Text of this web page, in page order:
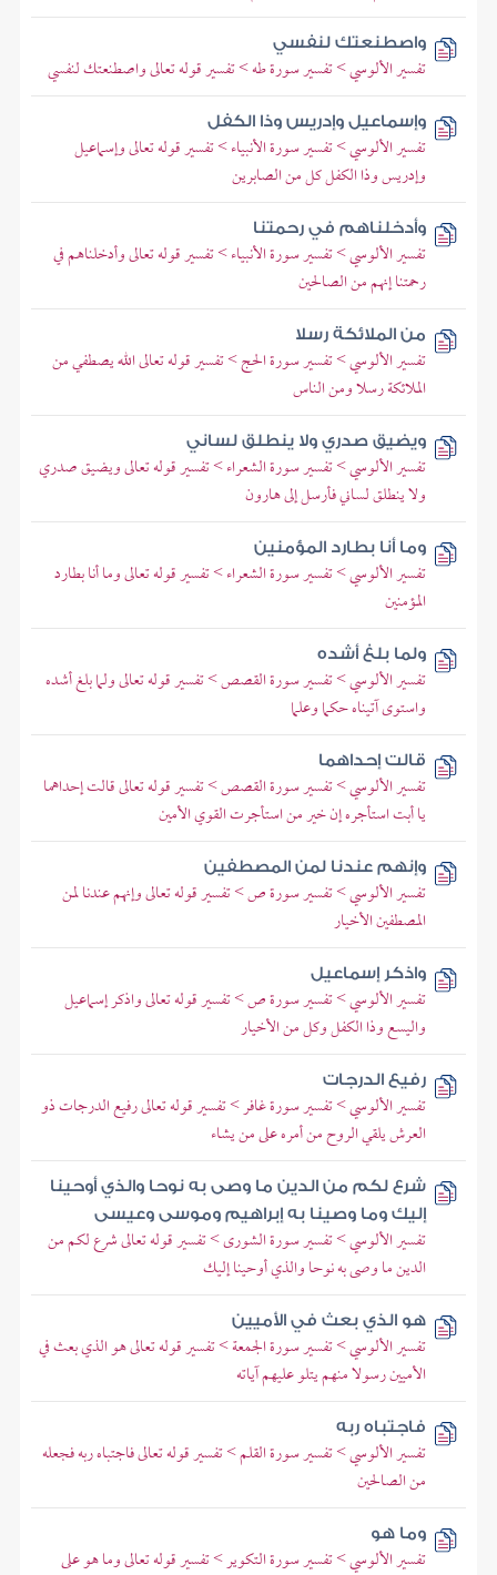
واصطنعتك لنفسي
تفسير الألوسي > تفسير سورة طه > تفسير قوله تعالى واصطنعتك لنفسي
وإسماعيل وإدريس وذا الكفل
تفسير الألوسي > تفسير سورة الأنبياء > تفسير قوله تعالى وإسماعيل
وإدريس وذا الكفل كل من الصابرين
وأدخلناهم في رحمتنا
تفسير الألوسي > تفسير سورة الأنبياء > تفسير قوله تعالى وأدخلناهم في
رحمتنا إنهم من الصالحين
من الملائكة رسلا
تفسير الألوسي > تفسير سورة الحج > تفسير قوله تعالى الله يصطفي من
الملائكة رسلا ومن الناس
ويضيق صدري ولا ينطلق لساني
تفسير الألوسي > تفسير سورة الشعراء > تفسير قوله تعالى ويضيق صدري
ولا ينطلق لساني فأرسل إلى هارون
وما أنا بطارد المؤمنين
تفسير الألوسي > تفسير سورة الشعراء > تفسير قوله تعالى وما أنا بطارد
المؤمنين
ولما بلغ أشده
تفسير الألوسي > تفسير سورة القصص > تفسير قوله تعالى ولما بلغ أشده
واستوى آتيناه حكما وعلما
قالت إحداهما
تفسير الألوسي > تفسير سورة القصص > تفسير قوله تعالى قالت إحداهما
يا أبت استأجره إن خير من استأجرت القوي الأمين
وإنهم عندنا لمن المصطفين
تفسير الألوسي > تفسير سورة ص > تفسير قوله تعالى وإنهم عندنا لمن
المصطفين الأخيار
واذكر إسماعيل
تفسير الألوسي > تفسير سورة ص > تفسير قوله تعالى واذكر إسماعيل
واليسع وذا الكفل وكل من الأخيار
رفيع الدرجات
تفسير الألوسي > تفسير سورة غافر > تفسير قوله تعالى رفيع الدرجات ذو
العرش يلقي الروح من أمره على من يشاء
شرع لكم من الدين ما وصى به نوحا والذي أوحينا
إليك وما وصينا به إبراهيم وموسى وعيسى
تفسير الألوسي > تفسير سورة الشورى > تفسير قوله تعالى شرع لكم من
الدين ما وصى به نوحا والذي أوحينا إليك
هو الذي بعث في الأميين
تفسير الألوسي > تفسير سورة الجمعة > تفسير قوله تعالى هو الذي بعث في
الأميين رسولا منهم يتلو عليهم آياته
فاجتباه ربه
تفسير الألوسي > تفسير سورة القلم > تفسير قوله تعالى فاجتباه ربه فجعله
من الصالحين
وما هو
تفسير الألوسي > تفسير سورة التكوير > تفسير قوله تعالى وما هو على